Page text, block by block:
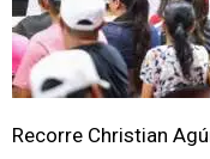
Recorre Christian